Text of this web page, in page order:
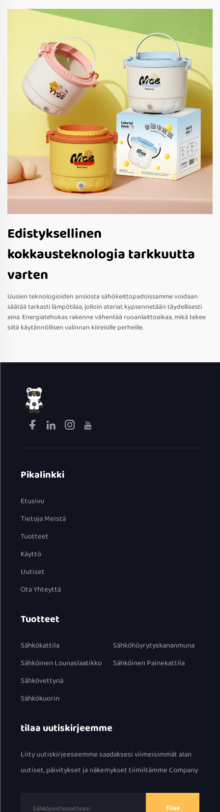
Edistyksellinen
kokkausteknologia tarkkuutta
varten
Uusien teknologioiden ansiosta sähökeittopadoissamme voidaan
säätää tarkasti lämpötilaa, jolloin ateriat kypsennetään täydellisesti
aina. Energiatehokas rakenne vähentää ruoanlaittoaikaa, mikä tekee
siitä käytännöllisen valinnan kiireisille perheille.
Pikalinkki
Etusivu
Tietoja Meistä
Tuotteet
Käyttö
Uutiset
Ota Yhteyttä
Tuotteet
Sähkökattila
Sähköinen Lounaslaatikko
Sähkövettynä
Sähkökuorin
Sähköhöyrytyskananmuna
Sähköinen Painekattila
tilaa uutiskirjeemme
Liity uutiskirjeeseemme saadaksesi viimeisimmät alan
uutiset, päivitykset ja näkemykset tiimiltämme Company
Tilaa